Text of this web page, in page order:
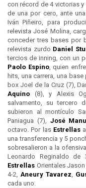
con récord de 4 victorias
de una por cero, ante
Iván Piñeiro, para
relevista José Molina,
conceder tres bases por
relevista zurdo Daniel
tercios de inning, con un
Paolo Espino, quien
hits, una carrera, una
box Joel de la Cruz (7),
Aquino (8), y Alexis
salvamento, su tercero
subieron al montículo
Paniagua (7), José
octavo. Por las Estrellas
una transferencia y 5
sobresalieron a la ofensiva
Leonardo Reginaldo de
Estrellas Orientales
4-2,Aneury Tavarez,
cada uno.